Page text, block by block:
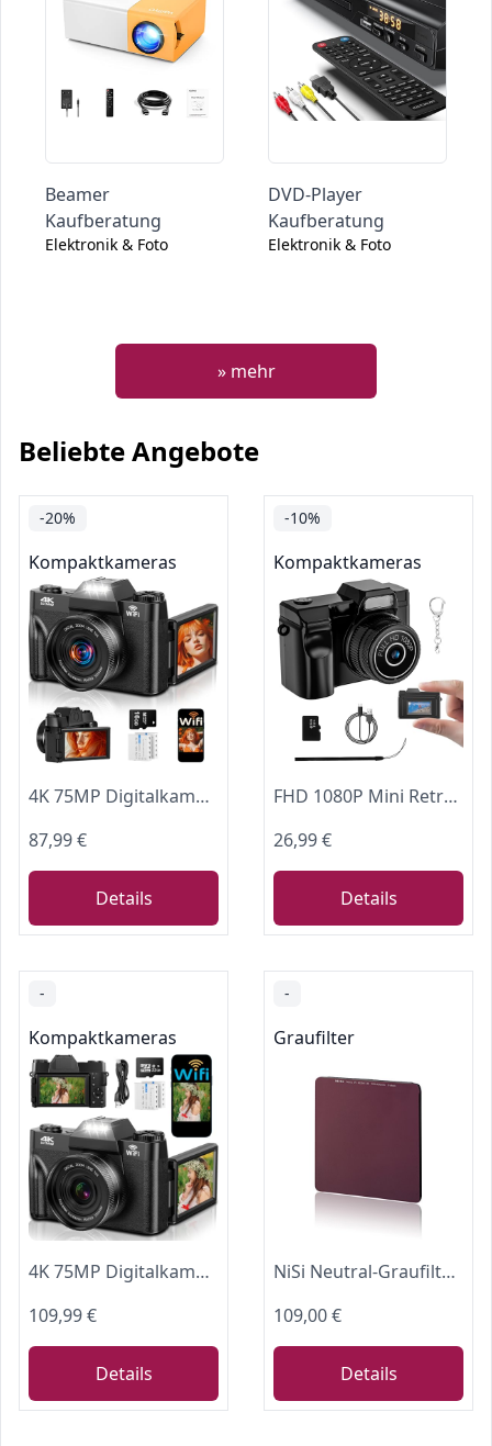
Beamer
Kaufberatung
Elektronik & Foto
DVD-Player
Kaufberatung
Elektronik & Foto
» mehr
Beliebte Angebote
-20%
Kompaktkameras
4K 75MP Digitalkamera mit WLAN, 3″ 180° Klappdisplay Vlogging Fotoapparat
87,99 €
Details
-10%
Kompaktkameras
FHD 1080P Mini Retro Digitalkamera, Kleine Taschenformat Kameras
26,99 €
Details
-
Kompaktkameras
4K 75MP Digitalkamera mit WLAN, 3'' 180° Klappdisplay Autofokus-Fotokamera
109,99 €
Details
-
Graufilter
NiSi Neutral-Graufilter 100x100mm ND64 1.8 (6-Blenden)
109,00 €
Details